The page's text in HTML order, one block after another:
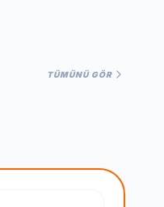
TÜMÜNÜ GÖR